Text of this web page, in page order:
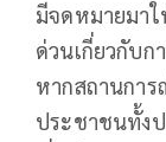
มีจดหมายมาใ
ด่วนเกี่ยวกับก
หากสถานการ
ประชาชนทั้ง